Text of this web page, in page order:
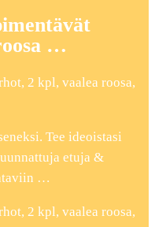
…
2 kpl, vaalea roosa,
Tee ideoistasi
etuja &
…
2 kpl, vaalea roosa,